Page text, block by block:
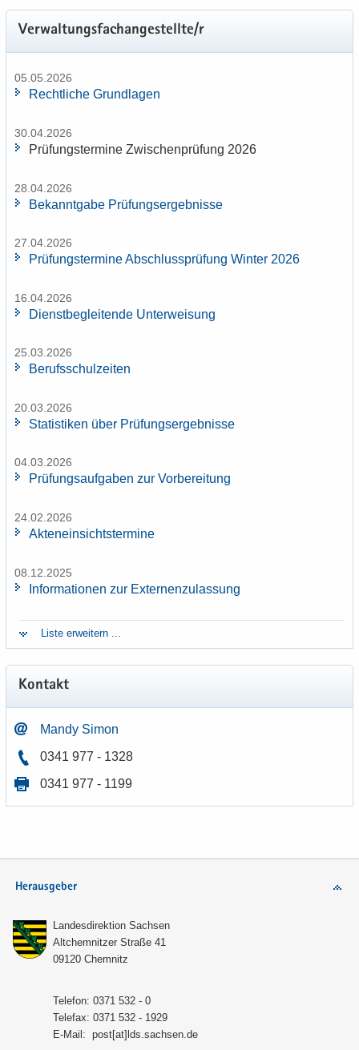
Ver­wal­tungs­fach­an­ge­stell­te/r
05.05.2026
Recht­li­che Grund­la­gen
30.04.2026
Prü­fungs­ter­mi­ne Zwi­schen­prü­fung 2026
28.04.2026
Be­kannt­ga­be Prü­fungs­er­geb­nis­se
27.04.2026
Prü­fungs­ter­mi­ne Ab­schluss­prü­fung Win­ter 2026
16.04.2026
Dienst­be­glei­ten­de Un­ter­wei­sung
25.03.2026
Be­rufs­schul­zei­ten
20.03.2026
Sta­tis­ti­ken über Prü­fungs­er­geb­nis­se
04.03.2026
Prü­fungs­auf­ga­ben zur Vor­be­rei­tung
24.02.2026
Ak­ten­ein­sichts­ter­mi­ne
08.12.2025
In­for­ma­tio­nen zur Ex­ter­nen­zu­las­sung
Liste er­wei­tern ...
Kon­takt
Mandy Simon
0341 977 - 1328
0341 977 - 1199
Herausgeber
Lan­des­di­rek­ti­on Sach­sen
Alt­chem­nit­zer Stra­ße 41
09120 Chem­nitz
Te­le­fon: 0371 532 - 0
Te­le­fax: 0371 532 - 1929
E-​Mail: post[at]lds.sach­sen.de